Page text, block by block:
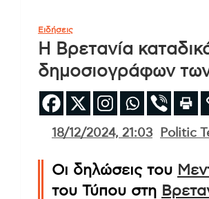
Ειδήσεις
Η Βρετανία
δημοσιογράφων
18/12/2024, 21:03 Politic
Οι δηλώσεις του
του Τύπου στη